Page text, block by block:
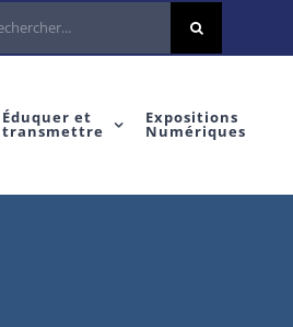
Éduquer et
transmettre
Expositions
Numériques